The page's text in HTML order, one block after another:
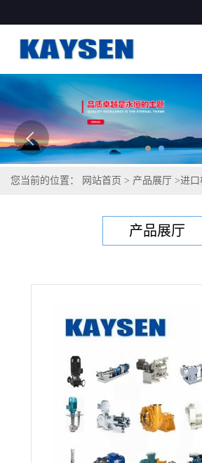
您当前的位置： 网站首页 > 产品展厅 >进口
产品展厅